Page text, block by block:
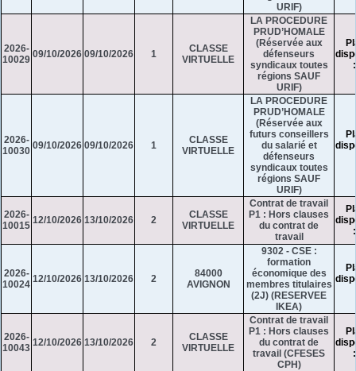
URIF)
2026-
10029 09/10/2026 09/10/2026 1
CLASSE
VIRTUELLE
LA PROCEDURE
PRUD’HOMALE
(Réservée aux
défenseurs
syndicaux toutes
régions SAUF
URIF)
2026-
10030 09/10/2026 09/10/2026 1
CLASSE
VIRTUELLE
LA PROCEDURE
PRUD’HOMALE
(Réservée aux
futurs conseillers
du salarié et
défenseurs
syndicaux toutes
régions SAUF
URIF)
2026-
10015 12/10/2026 13/10/2026 2
CLASSE
VIRTUELLE
Contrat de travail
P1 : Hors clauses
du contrat de
travail
2026-
10024 12/10/2026 13/10/2026 2
84000
AVIGNON
9302 - CSE :
formation
économique des
membres titulaires
(2J) (RESERVEE
IKEA)
2026-
10043 12/10/2026 13/10/2026 2
CLASSE
VIRTUELLE
Contrat de travail
P1 : Hors clauses
du contrat de
travail (CFESES
CPH)